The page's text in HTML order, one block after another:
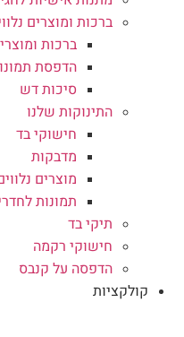
ברכות ומוצרים
ברכות
הדפסת
סיכות דש
התינוקות שלנו
חישוקי בד
מדבקות
מוצרים נלווים
תמונות
תיקי בד
חישוקי רקמה
הדפסה על קנבס
קולקציות